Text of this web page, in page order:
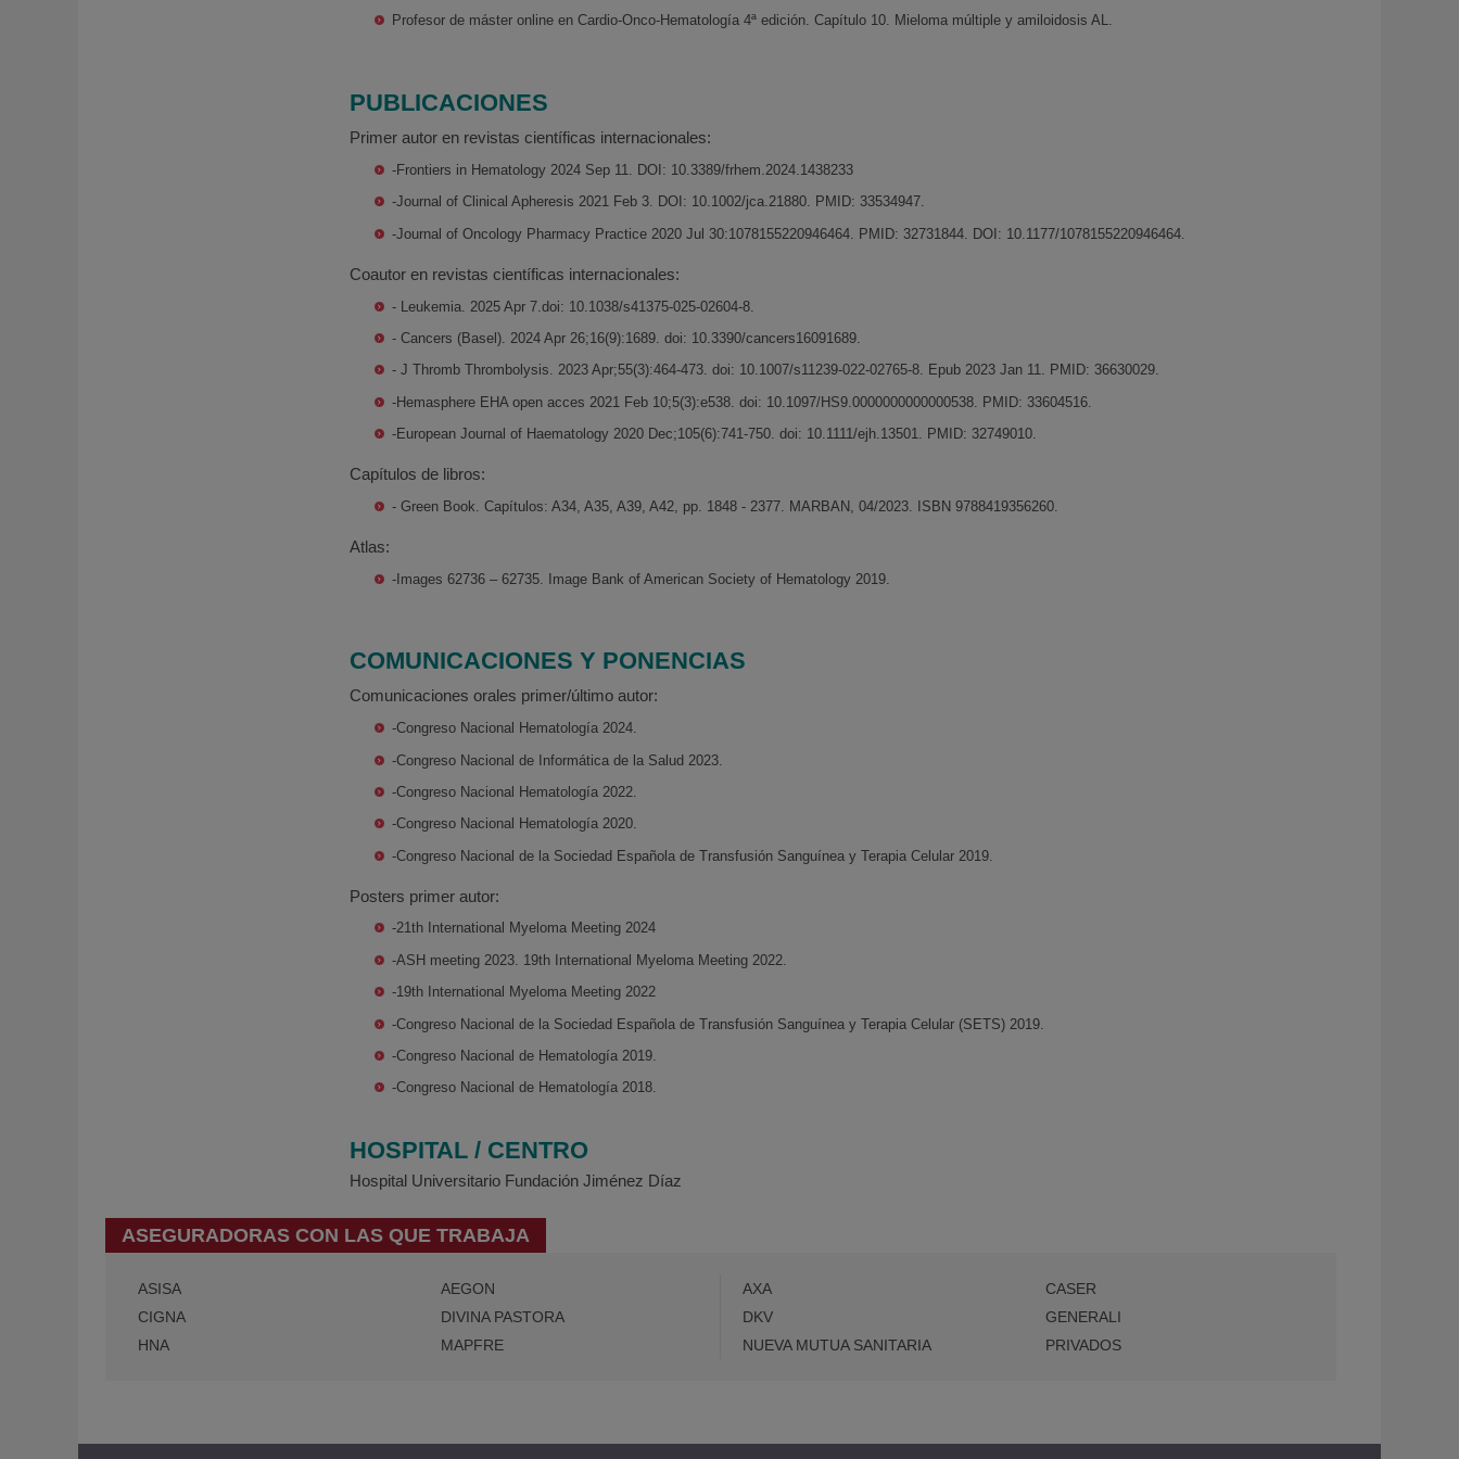
Profesor de máster online en Cardio-Onco-Hematología 4ª edición. Capítulo 10. Mieloma múltiple y amiloidosis AL.
PUBLICACIONES
Primer autor en revistas científicas internacionales:
-Frontiers in Hematology 2024 Sep 11. DOI: 10.3389/frhem.2024.1438233
-Journal of Clinical Apheresis 2021 Feb 3. DOI: 10.1002/jca.21880. PMID: 33534947.
-Journal of Oncology Pharmacy Practice 2020 Jul 30:1078155220946464. PMID: 32731844. DOI: 10.1177/1078155220946464.
Coautor en revistas científicas internacionales:
- Leukemia. 2025 Apr 7.doi: 10.1038/s41375-025-02604-8.
- Cancers (Basel). 2024 Apr 26;16(9):1689. doi: 10.3390/cancers16091689.
- J Thromb Thrombolysis. 2023 Apr;55(3):464-473. doi: 10.1007/s11239-022-02765-8. Epub 2023 Jan 11. PMID: 36630029.
-Hemasphere EHA open acces 2021 Feb 10;5(3):e538. doi: 10.1097/HS9.0000000000000538. PMID: 33604516.
-European Journal of Haematology 2020 Dec;105(6):741-750. doi: 10.1111/ejh.13501. PMID: 32749010.
Capítulos de libros:
- Green Book. Capítulos: A34, A35, A39, A42, pp. 1848 - 2377. MARBAN, 04/2023. ISBN 9788419356260.
Atlas:
-Images 62736 – 62735. Image Bank of American Society of Hematology 2019.
COMUNICACIONES Y PONENCIAS
Comunicaciones orales primer/último autor:
-Congreso Nacional Hematología 2024.
-Congreso Nacional de Informática de la Salud 2023.
-Congreso Nacional Hematología 2022.
-Congreso Nacional Hematología 2020.
-Congreso Nacional de la Sociedad Española de Transfusión Sanguínea y Terapia Celular 2019.
Posters primer autor:
-21th International Myeloma Meeting 2024
-ASH meeting 2023. 19th International Myeloma Meeting 2022.
-19th International Myeloma Meeting 2022
-Congreso Nacional de la Sociedad Española de Transfusión Sanguínea y Terapia Celular (SETS) 2019.
-Congreso Nacional de Hematología 2019.
-Congreso Nacional de Hematología 2018.
HOSPITAL / CENTRO
Hospital Universitario Fundación Jiménez Díaz
ASEGURADORAS CON LAS QUE TRABAJA
ASISA AEGON AXA
CASER
CIGNA
DIVINA PASTORA DKV
GENERALI
HNA
MAPFRE NUEVA MUTUA SANITARIA PRIVADOS